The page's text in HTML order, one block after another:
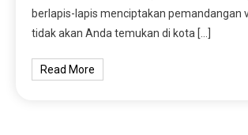
berlapis-lapis menciptakan pemandangan
tidak akan Anda temukan di kota […]
Read More